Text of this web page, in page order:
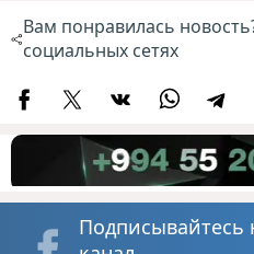
Вам понравилась
социальных сетях
Подписывайтесь